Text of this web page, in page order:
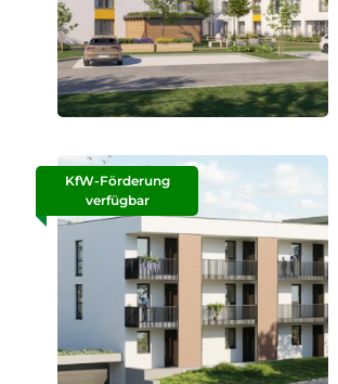
KfW-Förderung
verfügbar